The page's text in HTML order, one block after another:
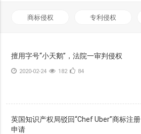
商标侵权 专利侵权
擅用字号“小天鹅”，法院一审判侵权
2020-02-24 182 84
英国知识产权局驳回“Chef Uber”商标注册
申请